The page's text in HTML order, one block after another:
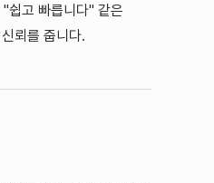
쉽고 빠릅니다" 같은
뢰를 줍니다.